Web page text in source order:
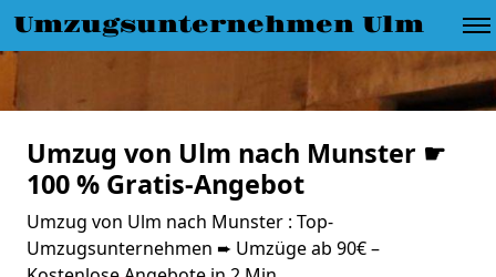
Umzugsunternehmen Ulm
Umzug von Ulm nach Munster ☛
100 % Gratis-Angebot
Umzug von Ulm nach Munster : Top-
Umzugsunternehmen ➨ Umzüge ab 90€ –